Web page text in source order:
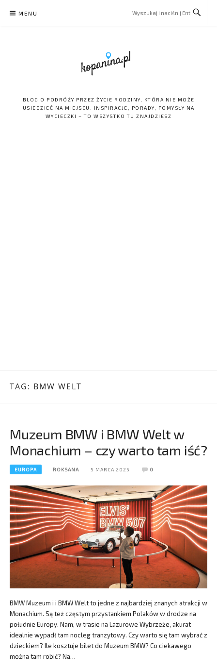
MENU
BLOG O PODRÓŻY PRZEZ ŻYCIE RODZINY, KTÓRA NIE MOŻE
USIEDZIEĆ NA MIEJSCU. INSPIRACJE, PORADY, POMYSŁY NA
WYCIECZKI – TO WSZYSTKO TU ZNAJDZIESZ
TAG: BMW WELT
Muzeum BMW i BMW Welt w
Monachium – czy warto tam iść?
EUROPA ROKSANA 5 MARCA 2025 0
BMW Muzeum i i BMW Welt to jedne z najbardziej znanych atrakcji w
Monachium. Są też częstym przystankiem Polaków w drodze na
południe Europy. Nam, w trasie na Lazurowe Wybrzeże, akurat
idealnie wypadł tam nocleg tranzytowy. Czy warto się tam wybrać z
dzieckiem? Ile kosztuje bilet do Muzeum BMW? Co ciekawego
można tam robić? Na…